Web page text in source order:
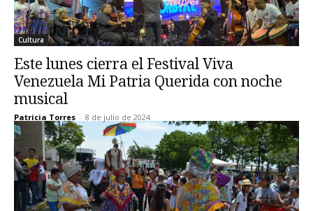
Cultura
Este lunes cierra el Festival Viva
Venezuela Mi Patria Querida con noche
musical
Patricia Torres - 8 de julio de 2024